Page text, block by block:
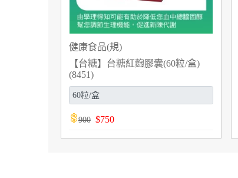
健康食品(規)
【台糖】台糖紅麴膠囊(60粒/盒)
(8451)
900 $750